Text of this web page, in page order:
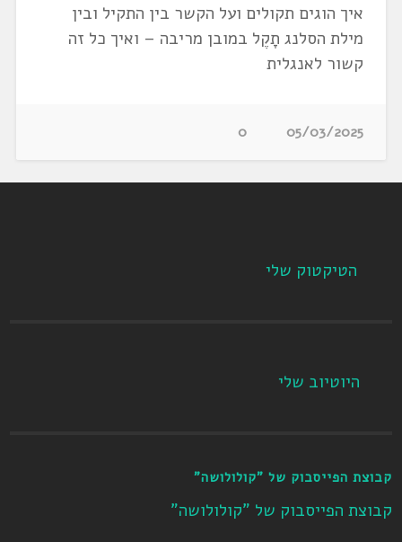
איך הוגים תקולים ועל הקשר בין התקיל ובין
מילת הסלנג תָקֶל במובן מריבה – ואיך כל זה
קשור לאנגלית
05/03/2025
0
הטיקטוק שלי
היוטיוב שלי
קבוצת הפייסבוק של "קולולושה"
קבוצת הפייסבוק של "קולולושה"